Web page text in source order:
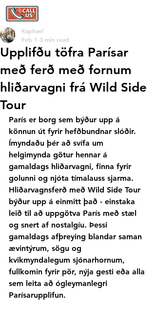
Upplifðu töfra Parísar
með ferð með fornum
hliðarvagni frá Wild Side
Tour
Raphael
Feb 1 3 min read
París er borg sem býður upp á
könnun út fyrir hefðbundnar slóðir.
Ímyndaðu þér að svífa um
helgimynda götur hennar á
gamaldags hliðarvagni, finna fyrir
golunni og njóta tímalauss sjarma.
Hliðarvagnsferð með Wild Side Tour
býður upp á einmitt það - einstaka
leið til að uppgötva París með stæl
og snert af nostalgíu. Þessi
gamaldags afþreying blandar saman
ævintýrum, sögu og
kvikmyndalegum sjónarhornum,
fullkomin fyrir pör, nýja gesti eða alla
sem leita að ógleymanlegri
Parísarupplifun.